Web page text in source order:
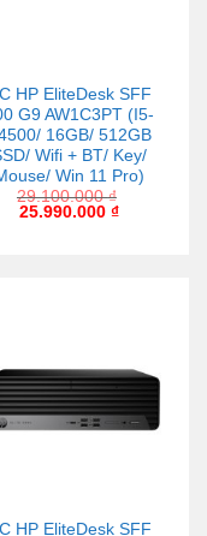
HP EliteDesk SFF
G9 AW1C3PT (I5-
16GB/ 512GB
Wifi + BT/ Key/
Win 11 Pro)
29.100.000₫
25.990.000 ₫
HP EliteDesk SFF